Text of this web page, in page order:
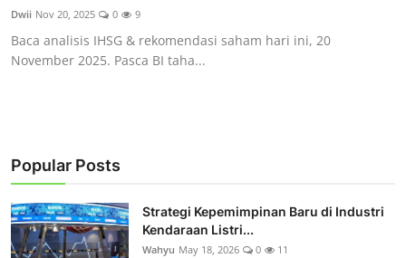
Rekomendasi
Dwii Nov 20, 2025 0 9
Baca analisis IHSG & rekomendasi saham hari ini, 20
November 2025. Pasca BI taha...
Popular Posts
Strategi Kepemimpinan Baru di Industri
Kendaraan Listri...
Wahyu May 18, 2026 0 11